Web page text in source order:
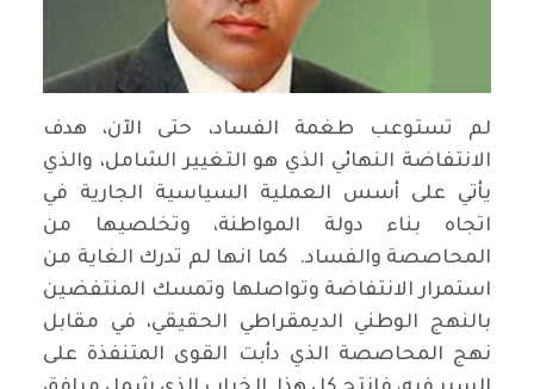
لم تستوعب طغمة الفساد، حتى الآن، هدف
الانتفاضة النهائي الذي هو التغيير الشامل، والذي
يأتي على أسس العملية السياسية الجارية في
اتجاه بناء دولة المواطنة، وتخلصيها من
المحاصصة والفساد. كما انها لم تدرك الغاية من
استمرار الانتفاضة وتواصلها وتمسك المنتفضين
بالنهج الوطني الديمقراطي الحقيقي، في مقابل
نهج المحاصصة الذي دأبت القوى المتنفذة على